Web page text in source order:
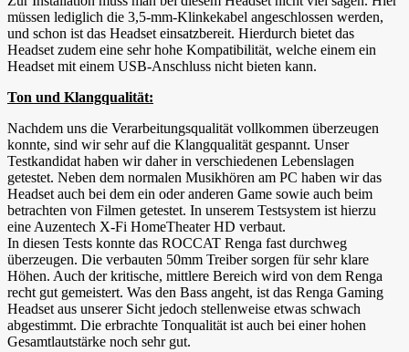
müssen lediglich die 3,5-mm-Klinkekabel angeschlossen werden,
und schon ist das Headset einsatzbereit. Hierdurch bietet das
Headset zudem eine sehr hohe Kompatibilität, welche einem ein
Headset mit einem USB-Anschluss nicht bieten kann.
Ton und Klangqualität:
Nachdem uns die Verarbeitungsqualität vollkommen überzeugen
konnte, sind wir sehr auf die Klangqualität gespannt. Unser
Testkandidat haben wir daher in verschiedenen Lebenslagen
getestet. Neben dem normalen Musikhören am PC haben wir das
Headset auch bei dem ein oder anderen Game sowie auch beim
betrachten von Filmen getestet. In unserem Testsystem ist hierzu
eine Auzentech X-Fi HomeTheater HD verbaut.
In diesen Tests konnte das ROCCAT Renga fast durchweg
überzeugen. Die verbauten 50mm Treiber sorgen für sehr klare
Höhen. Auch der kritische, mittlere Bereich wird von dem Renga
recht gut gemeistert. Was den Bass angeht, ist das Renga Gaming
Headset aus unserer Sicht jedoch stellenweise etwas schwach
abgestimmt. Die erbrachte Tonqualität ist auch bei einer hohen
Gesamtlautstärke noch sehr gut.